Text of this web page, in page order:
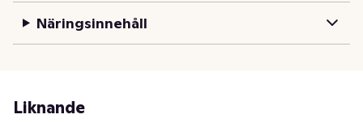
Näringsinnehåll
Liknande